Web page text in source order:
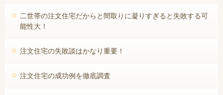
二世帯の注文住宅だからと間取りに凝りすぎると失敗する可
能性大！
注文住宅の失敗談はかなり重要！
注文住宅の成功例を徹底調査